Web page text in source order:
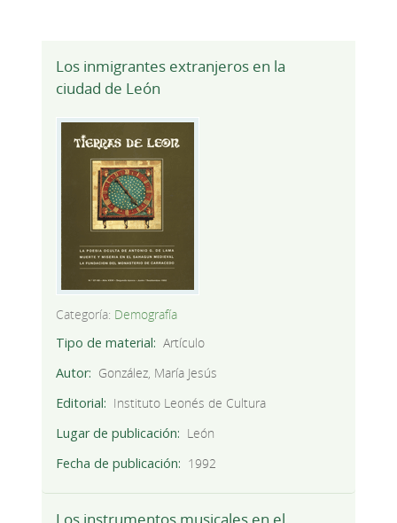
Los inmigrantes extranjeros en la
ciudad de León
Categoría: Demografía
Tipo de material
Artículo
Autor
González, María Jesús
Editorial
Instituto Leonés de Cultura
Lugar de publicación
León
Fecha de publicación
1992
Los instrumentos musicales en el